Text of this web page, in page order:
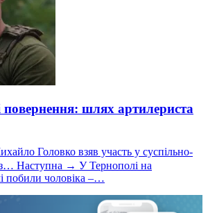
повернення: шлях артилериста
Головко взяв участь у суспільно-
з… Наступна → У Тернополі на
побили чоловіка –…